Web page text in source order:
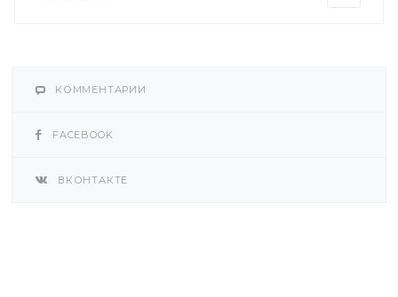
КОММЕНТАРИИ
FACEBOOK
ВКОНТАКТЕ